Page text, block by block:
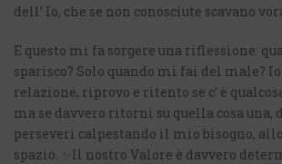
dell’ Io, che se non conosciute scavano
E questo mi fa sorgere una riflessione:
sparisco? Solo quando mi fai del male?
relazione, riprovo e ritento se c’ è
ma se davvero ritorni su quella cosa una,
perseveri calpestando il mio bisogno,
spazio. ✨Il nostro Valore è davvero